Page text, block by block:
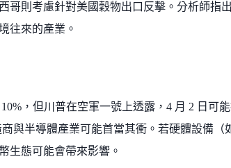
哥則考慮針對美國穀物出口反擊。分析師指
往來的產業。
，但川普在空軍一號上透露，4 月 2 日可
與半導體產業可能首當其衝。若硬體設備（
生態可能會帶來影響。